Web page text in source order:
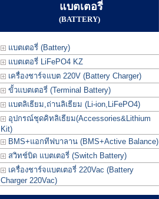
แบตเตอรี่
(BATTERY)
แบตเตอรี่ (Battery)
แบตเตอรี่ LiFePO4 KZ
เครื่องชาร์จแบต 220V (Battery Charger)
ขั้วแบตเตอรี่ (Terminal Battery)
แบตลิเธียม,ถ่านลิเธียม (Li-ion,LiFePO4)
อุปกรณ์ชุดคิทลิเธียม(Accessories&Lithium
Kit)
BMS+แอกทีฟบาลาน (BMS+Active Balance)
สวิทช์บิด แบตเตอรี่ (Switch Battery)
เครื่องชาร์จแบตเตอรี่ 220Vac (Battery
Charger 220Vac)